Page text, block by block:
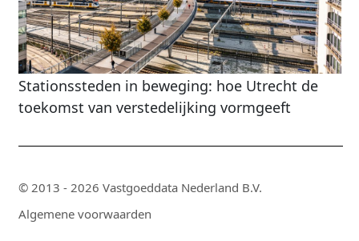
Stationssteden in beweging: hoe Utrecht de
toekomst van verstedelijking vormgeeft
© 2013 - 2026 Vastgoeddata Nederland B.V.
Algemene voorwaarden